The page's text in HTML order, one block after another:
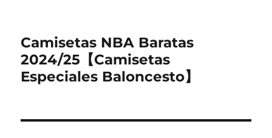
Camisetas NBA Baratas
2024/25【Camisetas
Especiales Baloncesto】